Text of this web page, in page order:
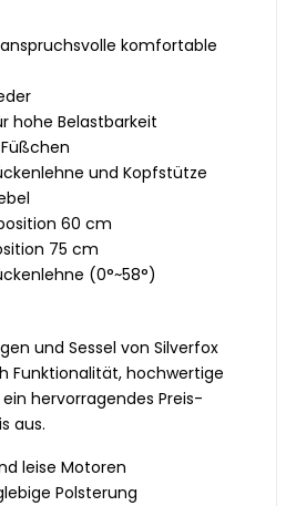
komfortable
hohe Belastbarkeit
und Kopfstütze
60 cm
75 cm
(0°~58°)
und Sessel von Silverfox
Funktionalität, hochwertige
hervorragendes Preis-
aus.
leise Motoren
Polsterung